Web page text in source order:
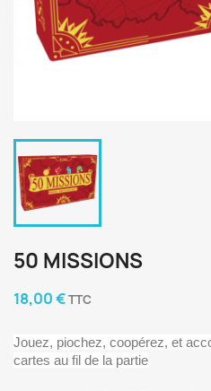
50 MISSIONS
18,00 €TTC
Jouez, piochez, coopérez, et
cartes au fil de la partie